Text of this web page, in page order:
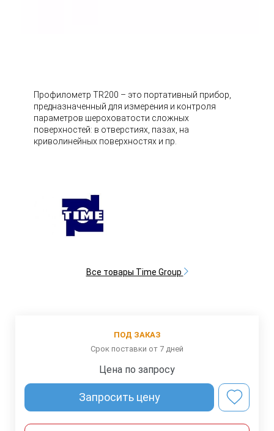
Профилометр TR200 – это портативный прибор,
предназначенный для измерения и контроля
параметров шероховатости сложных
поверхностей: в отверстиях, пазах, на
криволинейных поверхностях и пр.
Все товары Time Group
ПОД ЗАКАЗ
Срок поставки от 7 дней
Цена по запросу
Запросить цену